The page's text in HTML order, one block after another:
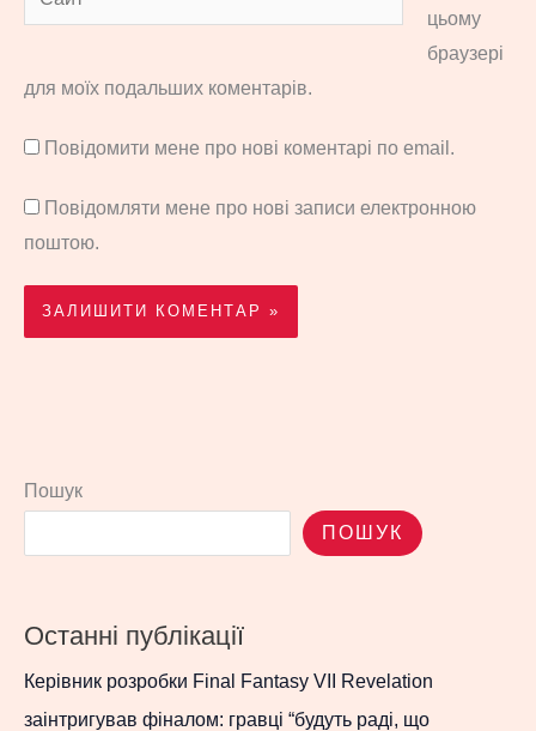
цьому
браузері
для моїх подальших коментарів.
Повідомити мене про нові коментарі по email.
Повідомляти мене про нові записи електронною
поштою.
Пошук
ПОШУК
Останні публікації
Керівник розробки Final Fantasy VII Revelation
заінтригував фіналом: гравці “будуть раді, що